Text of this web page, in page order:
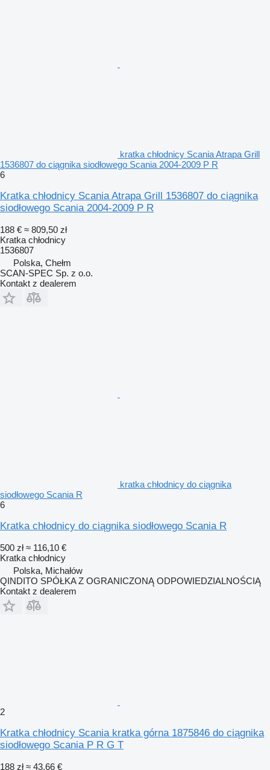
kratka chłodnicy Scania Atrapa Grill
1536807 do ciągnika siodłowego Scania 2004-2009 P R
6
Kratka chłodnicy Scania Atrapa Grill 1536807 do ciągnika
siodłowego Scania 2004-2009 P R
188 € ≈ 809,50 zł
Kratka chłodnicy
1536807
Polska, Chełm
SCAN-SPEC Sp. z o.o.
Kontakt z dealerem
kratka chłodnicy do ciągnika
siodłowego Scania R
6
Kratka chłodnicy do ciągnika siodłowego Scania R
500 zł ≈ 116,10 €
Kratka chłodnicy
Polska, Michałów
QINDITO SPÓŁKA Z OGRANICZONĄ ODPOWIEDZIALNOŚCIĄ
Kontakt z dealerem
2
Kratka chłodnicy Scania kratka górna 1875846 do ciągnika
siodłowego Scania P R G T
188 zł ≈ 43,66 €